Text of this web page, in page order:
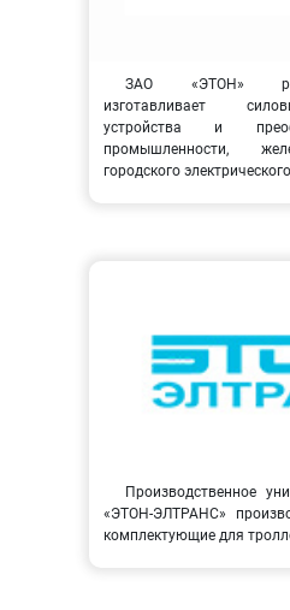
ЗАО «ЭТОН»
изготавливает
устройства и
промышленности,
городского
Производственное
«ЭТОН-ЭЛТРАНС»
комплектующие для